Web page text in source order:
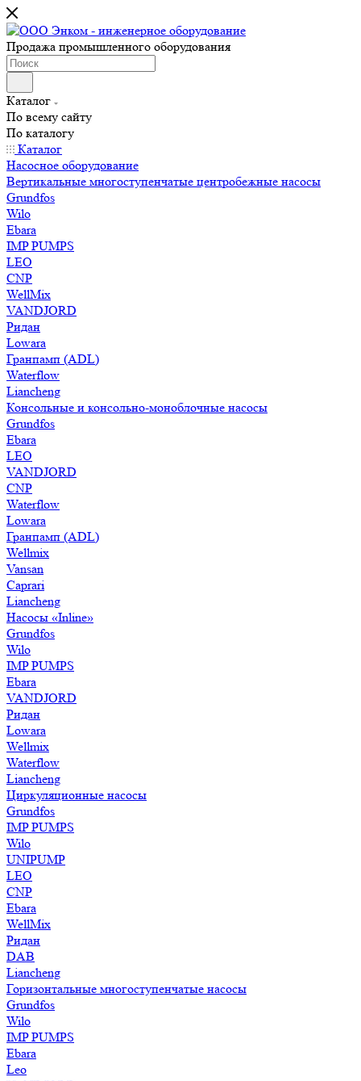
Продажа промышленного оборудования
Каталог
По всему сайту
По каталогу
Каталог
Насосное оборудование
Вертикальные многоступенчатые центробежные насосы
Grundfos
Wilo
Ebara
IMP PUMPS
LEO
CNP
WellMix
VANDJORD
Ридан
Lowara
Гранпамп (ADL)
Waterflow
Liancheng
Консольные и консольно-моноблочные насосы
Grundfos
Ebara
LEO
VANDJORD
CNP
Waterflow
Lowara
Гранпамп (ADL)
Wellmix
Vansan
Caprari
Liancheng
Насосы «Inline»
Grundfos
Wilo
IMP PUMPS
Ebara
VANDJORD
Ридан
Lowara
Wellmix
Waterflow
Liancheng
Циркуляционные насосы
Grundfos
IMP PUMPS
Wilo
UNIPUMP
LEO
CNP
Ebara
WellMix
Ридан
DAB
Liancheng
Горизонтальные многоступенчатые насосы
Grundfos
Wilo
IMP PUMPS
Ebara
Leo